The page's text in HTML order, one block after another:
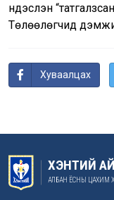
үндэслэн
Төлөөлөгчид
Хуваалцах
ХЭНТИЙ
АЛБАН ЁСНЫ ЦАХИМ